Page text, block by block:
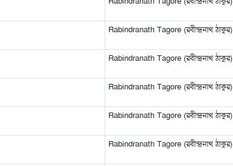
Rabindranath Tagore (রবীন্দ্রনাথ ঠাকুর)
Rabindranath Tagore (রবীন্দ্রনাথ ঠাকুর)
Rabindranath Tagore (রবীন্দ্রনাথ ঠাকুর)
Rabindranath Tagore (রবীন্দ্রনাথ ঠাকুর)
Rabindranath Tagore (রবীন্দ্রনাথ ঠাকুর)